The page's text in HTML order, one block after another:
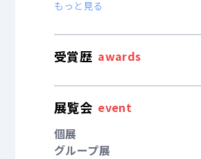
もっと見る
受賞歴 awards
展覧会 event
個展
グループ展